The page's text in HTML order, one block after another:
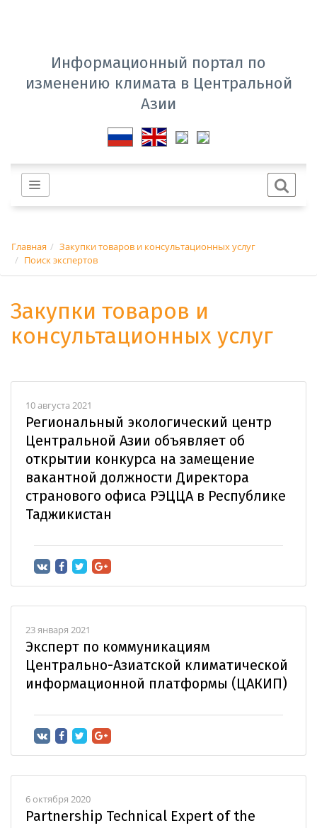
Информационный портал по
изменению климата в Центральной
Азии
Главная
Закупки товаров и консультационных услуг
Поиск экспертов
Закупки товаров и
консультационных услуг
10 августа 2021
Региональный экологический центр
Центральной Азии объявляет об
открытии конкурса на замещение
вакантной должности Директора
странового офиса РЭЦЦА в Республике
Таджикистан
23 января 2021
Эксперт по коммуникациям
Центрально-Азиатской климатической
информационной платформы (ЦАКИП)
6 октября 2020
Partnership Technical Expert of the